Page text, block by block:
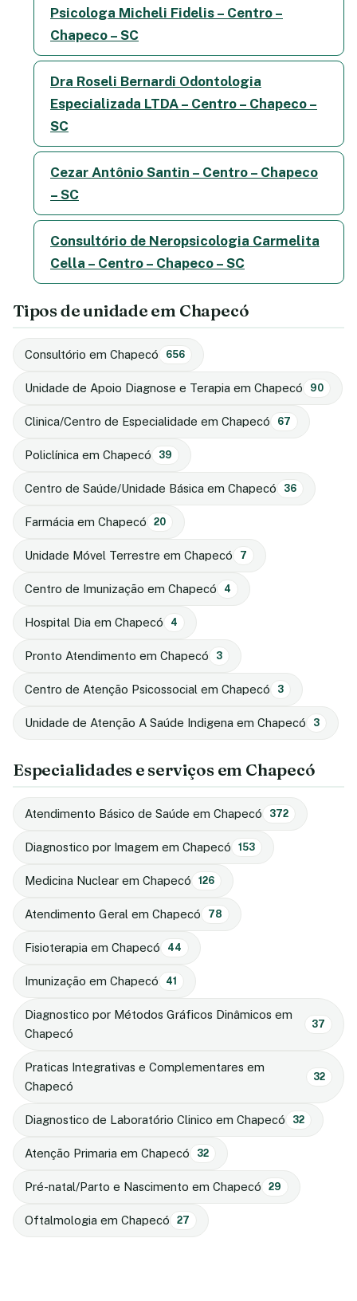
Psicologa Micheli Fidelis – Centro –
Chapeco – SC
Dra Roseli Bernardi Odontologia
Especializada LTDA – Centro – Chapeco –
SC
Cezar Antônio Santin – Centro – Chapeco
– SC
Consultório de Neropsicologia Carmelita
Cella – Centro – Chapeco – SC
Tipos de unidade em Chapecó
Consultório em Chapecó 656
Unidade de Apoio Diagnose e Terapia em Chapecó 90
Clinica/Centro de Especialidade em Chapecó 67
Policlínica em Chapecó 39
Centro de Saúde/Unidade Básica em Chapecó 36
Farmácia em Chapecó 20
Unidade Móvel Terrestre em Chapecó 7
Centro de Imunização em Chapecó 4
Hospital Dia em Chapecó 4
Pronto Atendimento em Chapecó 3
Centro de Atenção Psicossocial em Chapecó 3
Unidade de Atenção A Saúde Indigena em Chapecó 3
Especialidades e serviços em Chapecó
Atendimento Básico de Saúde em Chapecó 372
Diagnostico por Imagem em Chapecó 153
Medicina Nuclear em Chapecó 126
Atendimento Geral em Chapecó 78
Fisioterapia em Chapecó 44
Imunização em Chapecó 41
Diagnostico por Métodos Gráficos Dinâmicos em
Chapecó
37
Praticas Integrativas e Complementares em
Chapecó
32
Diagnostico de Laboratório Clinico em Chapecó 32
Atenção Primaria em Chapecó 32
Pré-natal/Parto e Nascimento em Chapecó 29
Oftalmologia em Chapecó 27